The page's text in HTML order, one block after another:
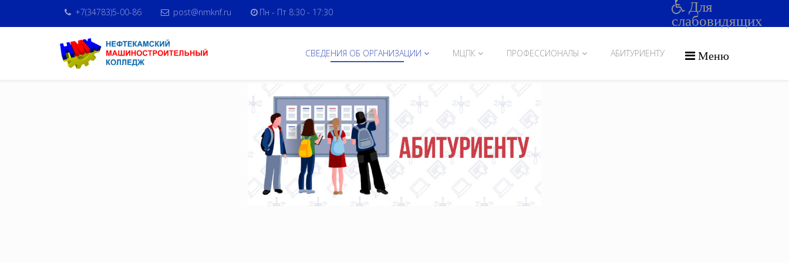
+7(34783)5-00-86 post@nmknf.ru Пн - Пт 8:30 - 17:30
Для
слабовидящих
Меню
СВЕДЕНИЯ ОБ ОРГАНИЗАЦИИ МЦПК ПРОФЕССИОНАЛЫ АБИТУРИЕНТУ